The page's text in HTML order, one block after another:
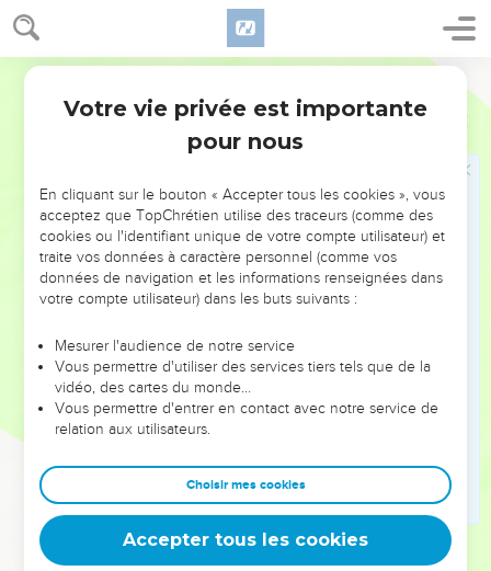
Jérémie 14
17 Et dis-leur cette parole : Que mes yeux se fondent en
larmes nuit et jour, et qu'ils ne cessent point ! Car la vierge,
fille de mon peuple, a été frappée d'un grand coup, d'une
plaie fort douloureuse.
si j'entre dans la ville, voici des gens qui meurent de faim. Le
prophète même et le sacrificateur courent par le pays, sans
savoir où ils vont.
le peuple
Aurais-tu entièrement rejeté Juda ? Ton âme aurait-elle
pour nous de guérison ? On attend la paix, mais il n'y a rien
de bon ; un temps de guérison, et voici la terreur !
Éternel ! nous reconnaissons notre méchanceté, l'iniquité
de nos pères ; car nous avons péché contre toi !
A cause de ton nom ne rejette pas, ne déshonore pas ton
trône de gloire ; souviens-toi ; ne romps pas ton alliance
avec nous !
Parmi les vaines idoles des nations y en a-t-il qui fassent
Votre vie privée est importante
pour nous
En cliquant sur le bouton « Accepter tous les cookies », vous
acceptez que TopChrétien utilise des traceurs (comme des
cookies ou l'identifiant unique de votre compte utilisateur) et
traite vos données à caractère personnel (comme vos
données de navigation et les informations renseignées dans
votre compte utilisateur) dans les buts suivants :
Mesurer l'audience de notre service
Vous permettre d'utiliser des services tiers tels que de la
vidéo, des cartes du monde…
Vous permettre d'entrer en contact avec notre service de
relation aux utilisateurs.
Choisir mes cookies
Accepter tous les cookies